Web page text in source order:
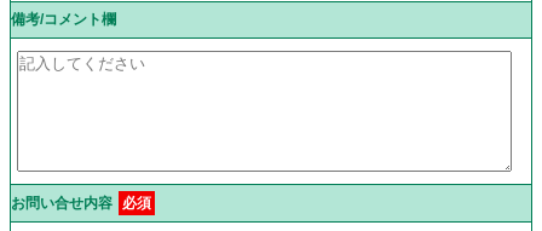
備考/コメント欄
お問い合せ内容 必須